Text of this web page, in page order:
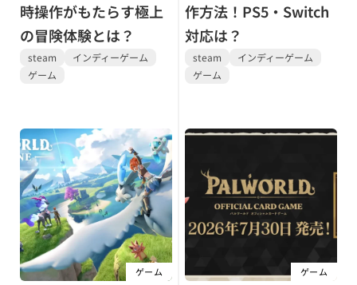
時操作がもたらす極上
の冒険体験とは？
steam
インディーゲーム
ゲーム
作方法！PS5・Switch
対応は？
steam
インディーゲーム
ゲーム
ゲーム ゲーム